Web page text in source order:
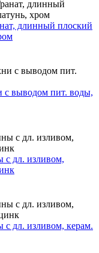
длинный плоский
с выводом пит. воды,
с дл. изливом,
с дл. изливом, керам.